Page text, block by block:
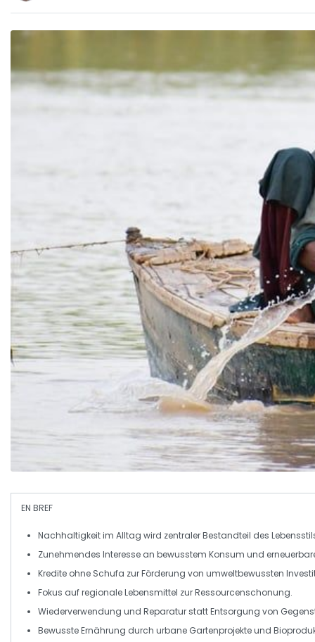
EN BREF
Nachhaltigkeitim Alltag wird zentraler Bestandteil des
Zunehmendes Interesse an bewusstem Konsum und
Kredite ohne Schufa zur Förderung von umweltbewussten
Fokus auf regionale Lebensmittel zurRessourcenschonung.
Wiederverwendung und Reparatur statt Entsorgung von
Bewusste Ernährung durch urbane Gartenprojekte und